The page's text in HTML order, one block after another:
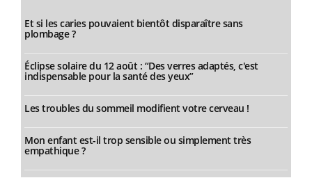
Et si les caries pouvaient bientôt disparaître sans
plombage ?
Éclipse solaire du 12 août : “Des verres adaptés, c'est
indispensable pour la santé des yeux”
Les troubles du sommeil modifient votre cerveau !
Mon enfant est-il trop sensible ou simplement très
empathique ?